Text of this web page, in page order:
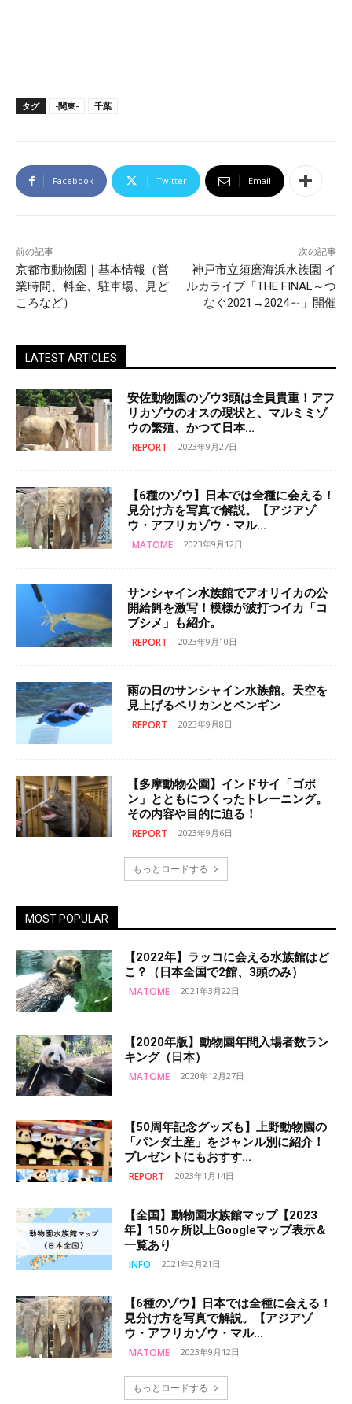
タグ -関東- 千葉
Facebook Twitter Email
前の記事
京都市動物園｜基本情報（営
業時間、料金、駐車場、見ど
ころなど）
次の記事
神戸市立須磨海浜水族園 イ
ルカライブ「THE FINAL～つ
なぐ2021→2024～」開催
LATEST ARTICLES
安佐動物園のゾウ3頭は全員貴重！アフ
リカゾウのオスの現状と、マルミミゾ
ウの繁殖、かつて日本...
REPORT 2023年9月27日
【6種のゾウ】日本では全種に会える！
見分け方を写真で解説。【アジアゾ
ウ・アフリカゾウ・マル...
MATOME 2023年9月12日
サンシャイン水族館でアオリイカの公
開給餌を激写！模様が波打つイカ「コ
ブシメ」も紹介。
REPORT 2023年9月10日
雨の日のサンシャイン水族館。天空を
見上げるペリカンとペンギン
REPORT 2023年9月8日
【多摩動物公園】インドサイ「ゴポ
ン」とともにつくったトレーニング。
その内容や目的に迫る！
REPORT 2023年9月6日
もっとロードする
MOST POPULAR
【2022年】ラッコに会える水族館はど
こ？（日本全国で2館、3頭のみ）
MATOME 2021年3月22日
【2020年版】動物園年間入場者数ラン
キング（日本）
MATOME 2020年12月27日
【50周年記念グッズも】上野動物園の
「パンダ土産」をジャンル別に紹介！
プレゼントにもおすす...
REPORT 2023年1月14日
【全国】動物園水族館マップ【2023
年】150ヶ所以上Googleマップ表示＆
一覧あり
INFO 2021年2月21日
【6種のゾウ】日本では全種に会える！
見分け方を写真で解説。【アジアゾ
ウ・アフリカゾウ・マル...
MATOME 2023年9月12日
もっとロードする